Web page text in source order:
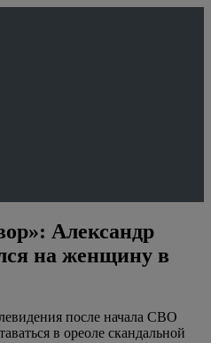
Александр
на женщину в
после начала СВО
в ореоле скандальной